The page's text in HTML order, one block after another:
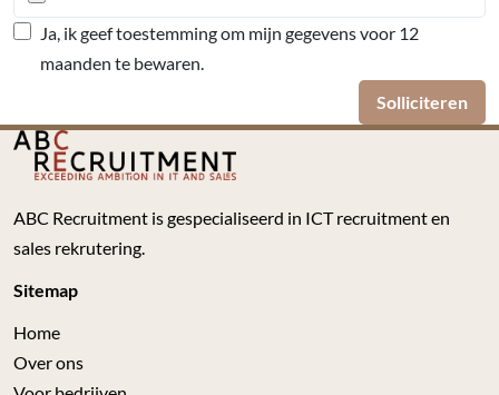
Ja, ik geef toestemming om mijn gegevens voor 12
maanden te bewaren.
Solliciteren
ABC Recruitment is gespecialiseerd in ICT recruitment en
sales rekrutering.
Sitemap
Home
Over ons